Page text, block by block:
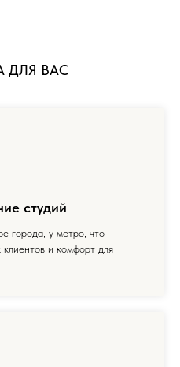
ДЛЯ ВАС
студий
города, у метро, что
и комфорт для